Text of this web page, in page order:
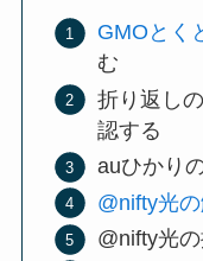
GMOとく
む
折り返し
認する
auひかり
@nifty光
@nifty光